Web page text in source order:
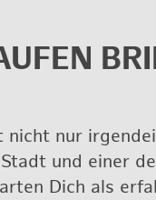
nicht nur
und einer
Dich als